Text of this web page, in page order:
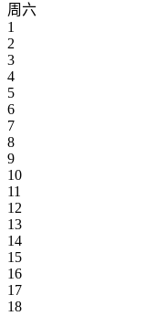
周六
1
2
3
4
5
6
7
8
9
10
11
12
13
14
15
16
17
18